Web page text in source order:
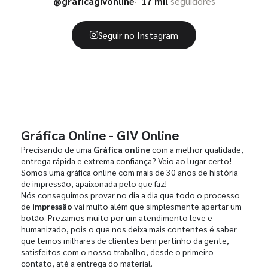
Seguir no Instagram
Gráfica Online - GIV Online
Precisando de uma Gráfica onlinecom a melhor qualidade,
entrega rápida e extrema confiança? Veio ao lugar certo!
Somos uma gráfica online com mais de 30 anos de história
de impressão, apaixonada pelo que faz!
Nós conseguimos provar no dia a dia que todo o processo
de impressão vai muito além que simplesmente apertar um
botão. Prezamos muito por um atendimento leve e
humanizado, pois o que nos deixa mais contentes é saber
que temos milhares de clientes bem pertinho da gente,
satisfeitos com o nosso trabalho, desde o primeiro
contato, até a entrega do material.